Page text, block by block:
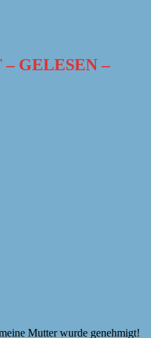
GELESEN –
Mutter wurde genehmigt!